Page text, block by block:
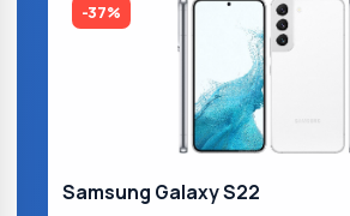
-37%
Samsung Galaxy S22